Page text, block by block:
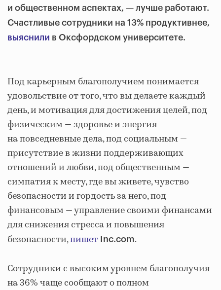
и общественном аспектах, — лучше работают.
Счастливые сотрудники на 13% продуктивнее,
выяснили в Оксфордском университете.
Под карьерным благополучием понимается
удовольствие от того, что вы делаете каждый
день, и мотивация для достижения целей, под
физическим — здоровье и энергия
на повседневные дела, под социальным —
присутствие в жизни поддерживающих
отношений и любви, под общественным —
симпатия к месту, где вы живете, чувство
безопасности и гордость за него, под
финансовым — управление своими финансами
для снижения стресса и повышения
безопасности,пишет Inc.com.
Сотрудники с высоким уровнем благополучия
на 36% чаще сообщают о полном